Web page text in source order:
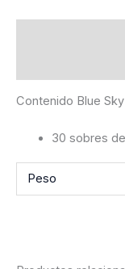
Contenido Blue
30 sobres
Peso